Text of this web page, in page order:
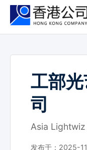
工部
司
Asia
发布于：2025-